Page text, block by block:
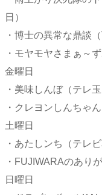
日）
・博士の異常な鼎談
・モヤモヤさまぁ～
金曜日
・美味しんぼ（テレ玉
・クレヨンしんちゃ
土曜日
・あたしンち（テレ
・FUJIWARAのあり
日曜日